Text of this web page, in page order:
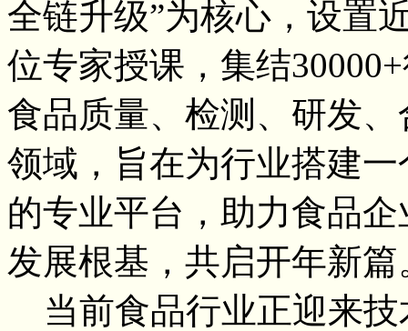
全链升级”为核心，设置
位专家授课，集结
食品质量、检测、研发
领域，旨在为行业搭建
的专业平台，助力食品
发展根基，共启开年新篇
当前食品行业正迎来技